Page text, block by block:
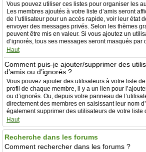
Vous pouvez utiliser ces listes pour organiser les
Les membres ajoutés à votre liste d’amis seront
de l’utilisateur pour un accès rapide, voir leur état
envoyer des messages privés. Selon les thèmes
peuvent être mis en valeur. Si vous ajoutez un
d’ignorés, tous ses messages seront masqués par
Haut
Comment puis-je ajouter/supprimer des
d’amis ou d’ignorés ?
Vous pouvez ajouter des utilisateurs à votre liste
profil de chaque membre, il y a un lien pour
ou d’ignorés. Ou, depuis votre panneau de
directement des membres en saisissant leur nom
également supprimer des utilisateurs de votre liste
Haut
Recherche dans les forums
Comment rechercher dans les forums ?